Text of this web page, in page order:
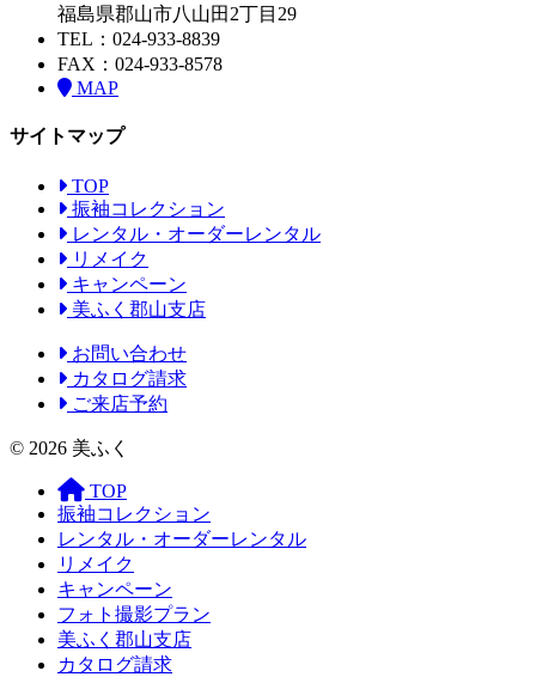
福島県郡山市八山田2丁目29
TEL：024-933-8839
FAX：024-933-8578
MAP
サイトマップ
TOP
振袖コレクション
レンタル・オーダーレンタル
リメイク
キャンペーン
美ふく郡山支店
お問い合わせ
カタログ請求
ご来店予約
© 2026 美ふく
TOP
振袖コレクション
レンタル・オーダーレンタル
リメイク
キャンペーン
フォト撮影プラン
美ふく郡山支店
カタログ請求